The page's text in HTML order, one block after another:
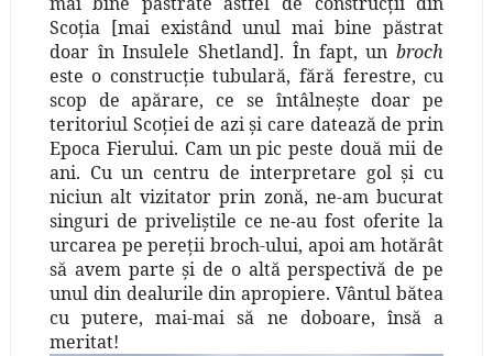
Scoţia [mai existând unul mai bine păstrat
doar în Insulele Shetland]. În fapt, unbroch
este o construcţie tubulară, fără ferestre, cu
scop de apărare, ce se întâlneşte doar pe
teritoriul Scoţiei de azi şi care datează de prin
Epoca Fierului. Cam un pic peste două mii de
ani. Cu un centru de interpretare gol şi cu
niciun alt vizitator prin zonă, ne-am bucurat
singuri de priveliştile ce ne-au fost oferite la
urcarea pe pereţii broch-ului, apoi am hotărât
să avem parte şi de o altă perspectivă de pe
unul din dealurile din apropiere. Vântul bătea
cu putere, mai-mai să ne doboare, însă a
meritat!